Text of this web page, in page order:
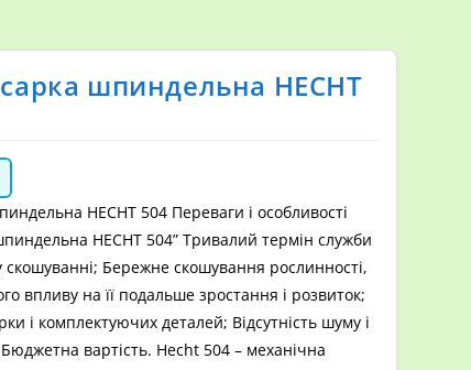
шпиндельна HECHT
HECHT 504 Переваги і особливості
HECHT 504” Тривалий термін служби
Бережне скошування рослинності,
впливу на її подальше зростання і розвиток;
і комплектуючих деталей; Відсутність шуму і
вартість. Hecht 504 – механічна